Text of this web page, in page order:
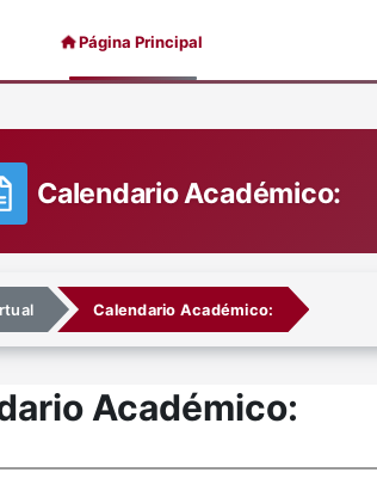
Página Principal
Calendario Académico:
Calendario Académico:
Académico: